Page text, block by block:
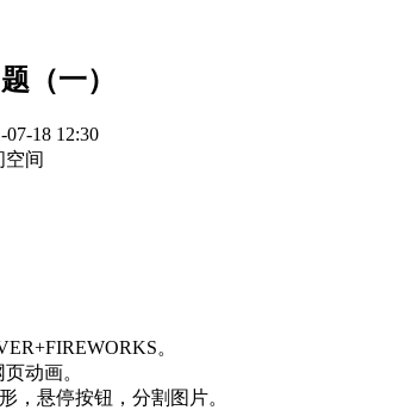
（一）
18 12:30
空间
。
动画。
，悬停按钮，分割图片。